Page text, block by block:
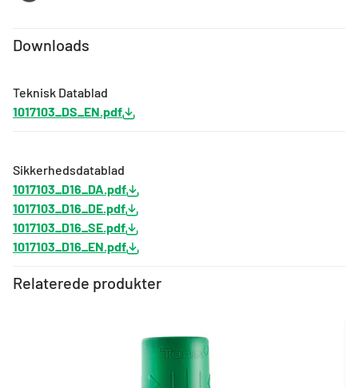
Downloads
Teknisk Datablad
1017103_DS_EN.pdf
Sikkerhedsdatablad
1017103_D16_DA.pdf
1017103_D16_DE.pdf
1017103_D16_SE.pdf
1017103_D16_EN.pdf
Relaterede produkter